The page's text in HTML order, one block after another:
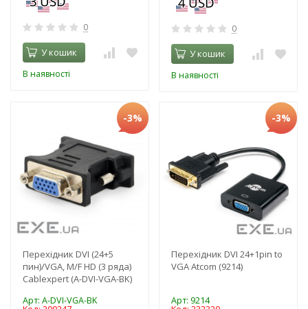
0
У кошик
В наявності
0
У кошик
В наявності
-3%
Перехідник DVI (24+5
пин)/VGA, M/F HD (3 ряда)
Cablexpert (A-DVI-VGA-BK)
Арт: A-DVI-VGA-BK
-3%
Перехідник DVI 24+1pin to
VGA Atcom (9214)
Арт: 9214